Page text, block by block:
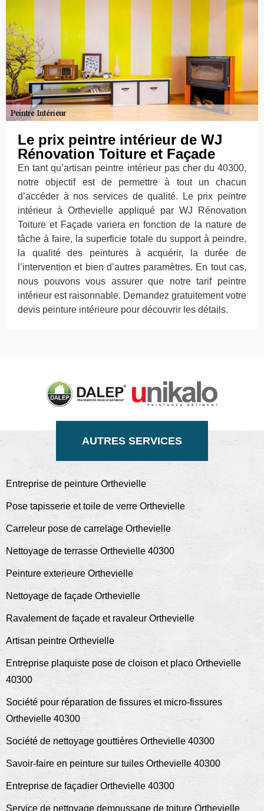
Le prix peintre intérieur de WJ
Rénovation Toiture et Façade
En tant qu’artisan peintre intérieur pas cher du 40300,
notre objectif est de permettre à tout un chacun
d’accéder à nos services de qualité. Le prix peintre
intérieur à Orthevielle appliqué par WJ Rénovation
Toiture et Façade variera en fonction de la nature de
tâche à faire, la superficie totale du support à peindre,
la qualité des peintures à acquérir, la durée de
l’intervention et bien d’autres paramètres. En tout cas,
nous pouvons vous assurer que notre tarif peintre
intérieur est raisonnable. Demandez gratuitement votre
devis peinture intérieure pour découvrir les détails.
AUTRES SERVICES
Entreprise de peinture Orthevielle
Pose tapisserie et toile de verre Orthevielle
Carreleur pose de carrelage Orthevielle
Nettoyage de terrasse Orthevielle 40300
Peinture exterieure Orthevielle
Nettoyage de façade Orthevielle
Ravalement de façade et ravaleur Orthevielle
Artisan peintre Orthevielle
Entreprise plaquiste pose de cloison et placo Orthevielle
40300
Société pour réparation de fissures et micro-fissures
Orthevielle 40300
Société de nettoyage gouttières Orthevielle 40300
Savoir-faire en peinture sur tuiles Orthevielle 40300
Entreprise de façadier Orthevielle 40300
Service de nettoyage demoussage de toiture Orthevielle